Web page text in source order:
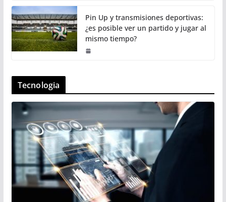
Pin Up y transmisiones deportivas:
¿es posible ver un partido y jugar al
mismo tiempo?
Tecnologia